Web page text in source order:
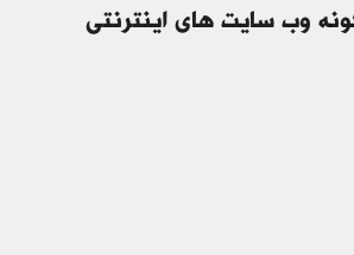
وب سایت های اینترنتی